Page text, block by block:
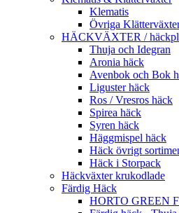
Klematis
Övriga
HÄCKVÄXTER /
Thuja och Idegran
Aronia häck
Avenbok och Bok
Liguster häck
Ros / Vresros häck
Spirea häck
Syren häck
Häggmispel häck
Häck övrigt
Häck i Storpack
Häckväxter krukodlade
Färdig Häck
HORTO GREEN